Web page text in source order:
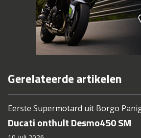
Gerelateerde artikelen
Eerste Supermotard uit Borgo
Ducati onthult Desmo450 SM